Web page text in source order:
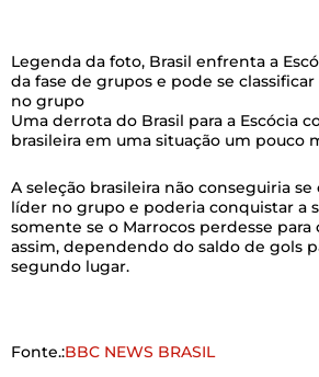
Legenda da foto, Brasil enfrenta a
da fase de grupos e pode se
no grupo
Uma derrota do Brasil para a Escócia
brasileira em uma situação um pouco
A seleção brasileira não conseguiria
líder no grupo e poderia conquistar a
somente se o Marrocos perdesse para
assim, dependendo do saldo de gols
segundo lugar.
Fonte.:BBC NEWS BRASIL